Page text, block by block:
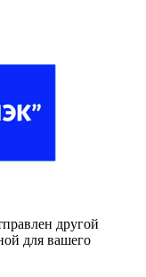
другой
для вашего